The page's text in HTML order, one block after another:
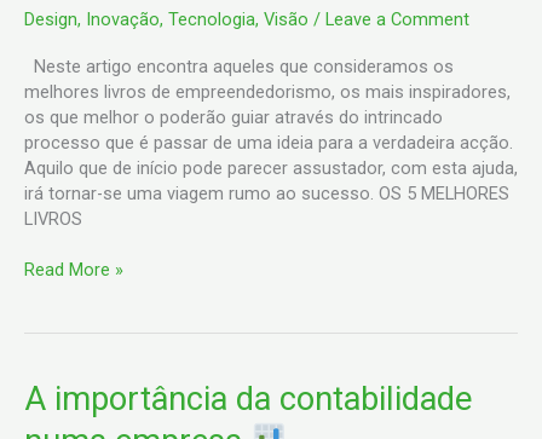
Design, Inovação, Tecnologia, Visão / Leave a Comment
Neste artigo encontra aqueles que consideramos os
melhores livros de empreendedorismo, os mais inspiradores,
os que melhor o poderão guiar através do intrincado
processo que é passar de uma ideia para a verdadeira acção.
Aquilo que de início pode parecer assustador, com esta ajuda,
irá tornar-se uma viagem rumo ao sucesso. OS 5 MELHORES
LIVROS
os
empreendedores
devem
ler
Read More »
A importância da contabilidade
A
importância